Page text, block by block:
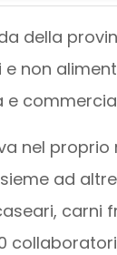
della
non
e
nel
ad
carni